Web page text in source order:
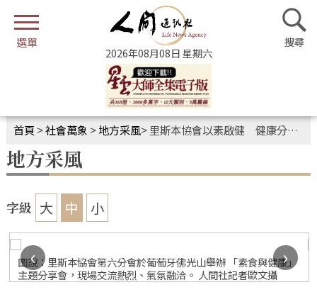
2026年08月08日 星期六
首頁 >社會萬象 >地方采風>里斯本協會以素啟健 健康分享會圓滿舉行
地方采風
字級 大 中 小
圖說：里斯本協會第六分會於葡萄牙佛光山舉辦 「素食與健康」
主題分享會，現場交流熱烈、氣氛融洽。 人間社記者歐文攝
‹
›